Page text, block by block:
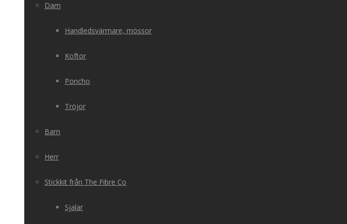
Dam
Handledsvärmare, mössor
Koftor
Poncho
Tröjor
Barn
Herr
Stickkit från The Fibre Co
Sjalar